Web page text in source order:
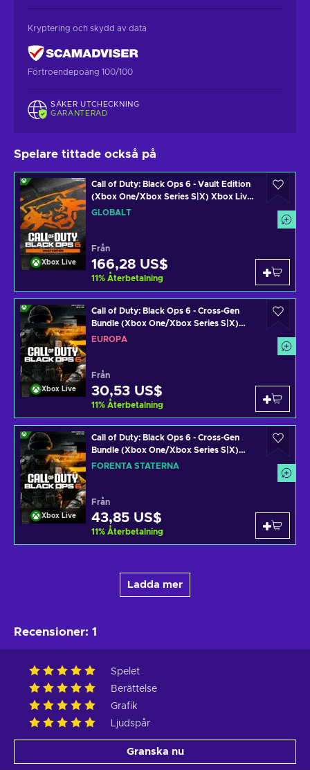
Kryptering och skydd av data
Förtroendepoäng 100/100
SÄKER UTCHECKNING
GARANTERAD
Spelare tittade också på
Xbox Live
Call of Duty: Black Ops 6 - Vault Edition
(Xbox One/Xbox Series S|X) Xbox Live
Key GLOBAL
GLOBALT
Från
166,28 US$
11% Återbetalning
Xbox Live
Call of Duty: Black Ops 6 - Cross-Gen
Bundle (Xbox One/Xbox Series S|X)
Xbox Live Key EUROPE
EUROPA
Från
30,53 US$
11% Återbetalning
Xbox Live
Call of Duty: Black Ops 6 - Cross-Gen
Bundle (Xbox One/Xbox Series S|X)
Xbox Live Key UNITED STATES
FÖRENTA STATERNA
Från
43,85 US$
11% Återbetalning
Ladda mer
Recensioner: 1
Spelet
Berättelse
Grafik
Ljudspår
Granska nu